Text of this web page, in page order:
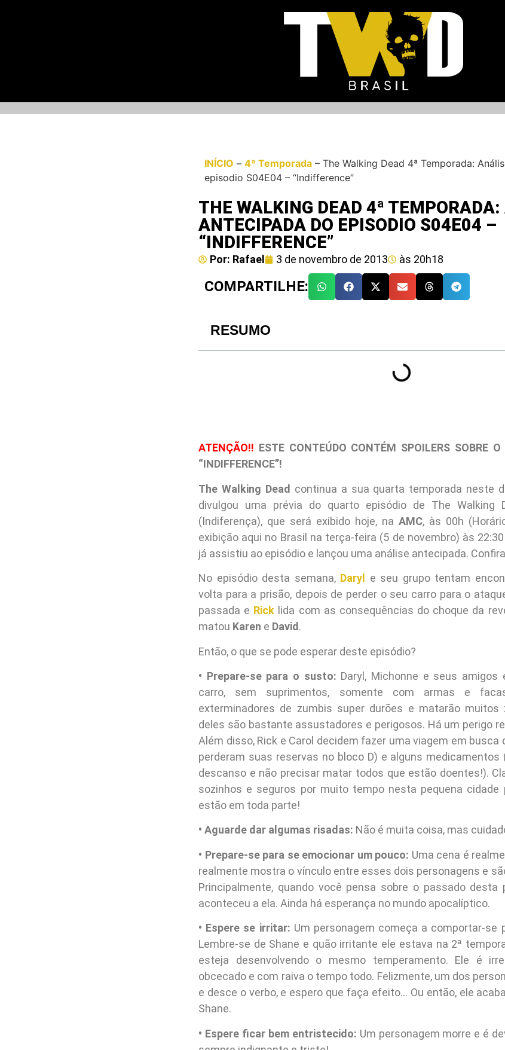
INÍCIO – 4ª Temporada – The Walking Dead 4ª Temporada:
episodio S04E04 – “Indifference”
THE WALKING DEAD 4ª
ANTECIPADA DO EPISODIO S04E04 –
“INDIFFERENCE”
Por: Rafael 3 de novembro de 2013 às 20h18
COMPARTILHE:
RESUMO
ATENÇÃO!! ESTE CONTEÚDO CONTÉM SPOILERS SOBRE
“INDIFFERENCE”!
The Walking Dead continua a sua quarta temporada neste
divulgou uma prévia do quarto episódio de The Walking
(Indiferença), que será exibido hoje, na AMC, às 00h
exibição aqui no Brasil na terça-feira (5 de novembro) às
já assistiu ao episódio e lançou uma análise antecipada.
No episódio desta semana, Daryl
e seu grupo tentam
volta para a prisão, depois de perder o seu carro para o
passada e Rick lida com as consequências do choque da
matou Karen e David .
Então, o que se pode esperar deste episódio?
• Prepare-se para o susto: Daryl, Michonne e seus amigos
carro, sem suprimentos, somente com armas e
exterminadores de zumbis super durões e matarão muitos
deles são bastante assustadores e perigosos. Há um perigo
Além disso, Rick e Carol decidem fazer uma viagem em busca
perderam suas reservas no bloco D) e alguns medicamentos
descanso e não precisar matar todos que estão doentes!).
sozinhos e seguros por muito tempo nesta pequena cidade
estão em toda parte!
• Aguarde dar algumas risadas: Não é muita coisa, mas
• Prepare-se para se emocionar um pouco: Uma cena é
realmente mostra o vínculo entre esses dois personagens e
Principalmente, quando você pensa sobre o passado desta
aconteceu a ela. Ainda há esperança no mundo apocalíptico.
• Espere se irritar: Um personagem começa a comportar-se
Lembre-se de Shane e quão irritante ele estava na 2ª
esteja desenvolvendo o mesmo temperamento. Ele é
obcecado e com raiva o tempo todo. Felizmente, um dos
e desce o verbo, e espero que faça efeito… Ou então, ele
Shane.
• Espere ficar bem entristecido: Um personagem morre e é